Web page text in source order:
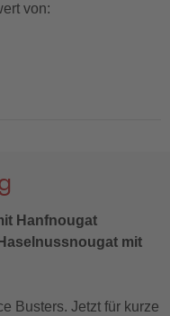
von:
Hanfnougat
mit
Busters. Jetzt für kurze